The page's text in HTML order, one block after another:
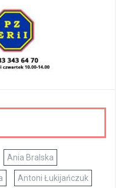
Ania Bralska
Antoni Łukijańczuk